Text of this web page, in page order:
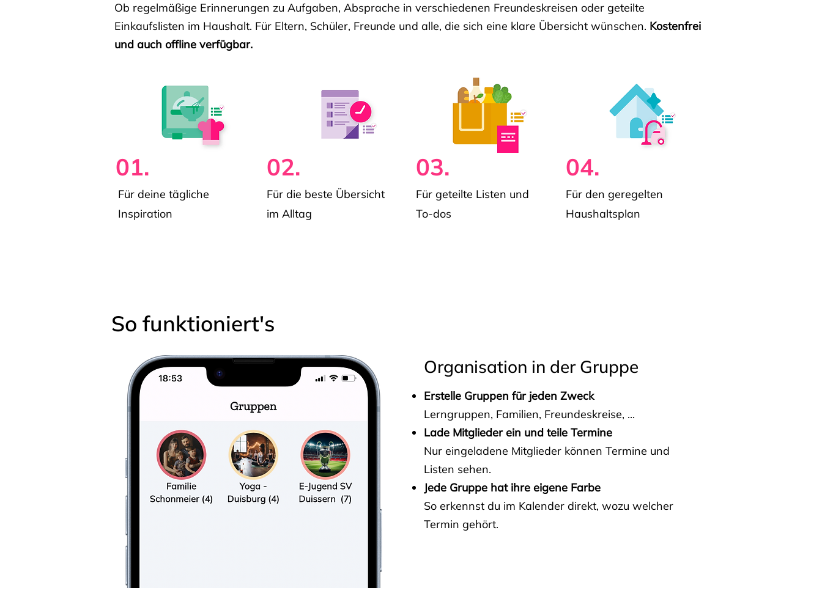
Ob regelmäßige Erinnerungen zu Aufgaben, Absprache in verschiedenen Freundeskreisen oder geteilte
Einkaufslisten im Haushalt. Für Eltern, Schüler, Freunde und alle, die sich eine klare Übersicht wünschen. Kostenfrei
und auch offline verfügbar.
01.
Für deine tägliche
Inspiration
02.
Für die beste Übersicht
im Alltag
03.
Für geteilte Listen und
To-dos
04.
Für den geregelten
Haushaltsplan
So funktioniert's
Organisation in der Gruppe
Erstelle Gruppen für jeden Zweck
Lerngruppen, Familien, Freundeskreise, ...
Lade Mitglieder ein und teile Termine
Nur eingeladene Mitglieder können Termine und
Listen sehen.
Jede Gruppe hat ihre eigene Farbe
So erkennst du im Kalender direkt, wozu welcher
Termin gehört.